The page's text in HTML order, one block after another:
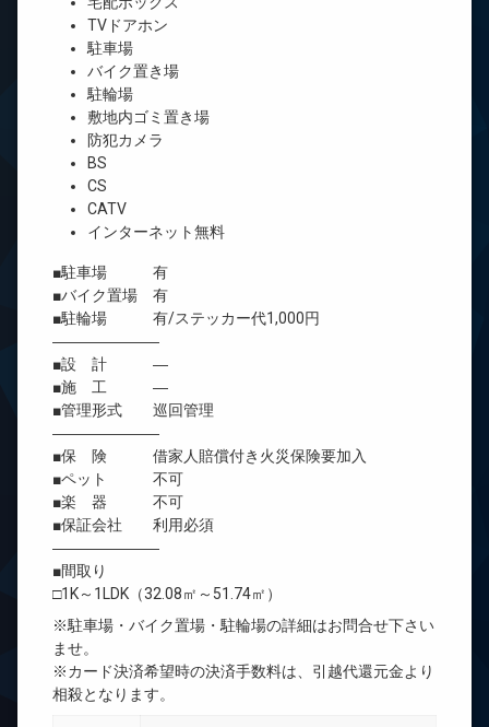
TVドアホン
駐車場
バイク置き場
駐輪場
敷地内ゴミ置き場
防犯カメラ
BS
CS
CATV
インターネット無料
■駐車場 有
■バイク置場 有
■駐輪場 有/ステッカー代1,000円
―――――――
■設 計 ―
■施 工 ―
■管理形式 巡回管理
―――――――
■保 険 借家人賠償付き火災保険要加入
■ペット 不可
■楽 器 不可
■保証会社 利用必須
―――――――
■間取り
□1K～1LDK（32.08㎡～51.74㎡）
※駐車場・バイク置場・駐輪場の詳細はお問合せ下さい
ませ。
※カード決済希望時の決済手数料は、引越代還元金より
相殺となります。